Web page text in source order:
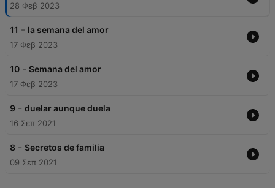
28 Φεβ 2023
11 - la semana del amor
17 Φεβ 2023
10 - Semana del amor
17 Φεβ 2023
9 - duelar aunque duela
16 Σεπ 2021
8 - Secretos de familia
09 Σεπ 2021